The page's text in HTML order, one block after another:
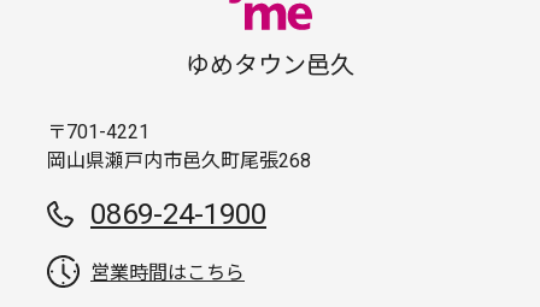
ゆめタウン邑久
〒701-4221
岡山県瀬戸内市邑久町尾張268
0869-24-1900
営業時間はこちら